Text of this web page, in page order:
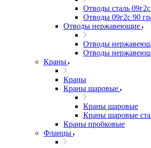
Отводы сталь 09г2с
Отводы 09г2с 90
Отводы нержавеющие
Отводы
Отводы
Краны
Краны
Краны шаровые
Краны шаровые
Краны шаровые
Краны пробковые
Фланцы